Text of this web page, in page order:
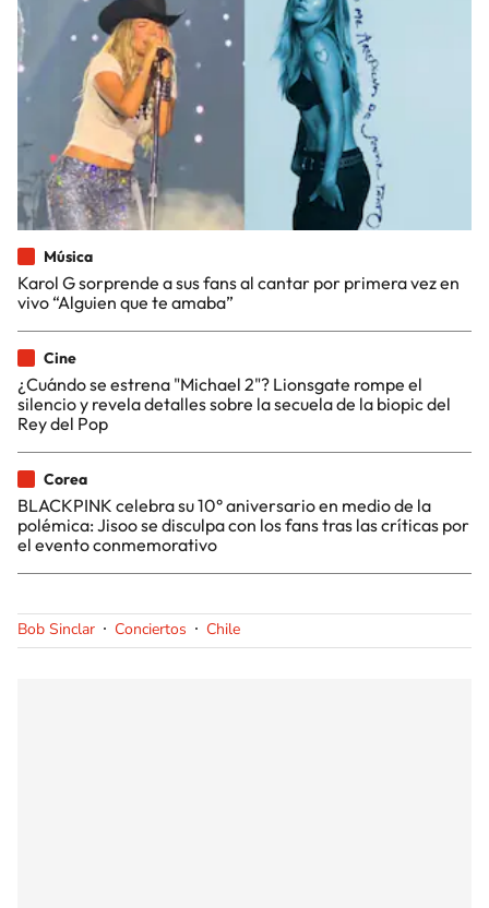
Música
Karol G sorprende a sus fans al cantar por primera vez en
vivo “Alguien que te amaba”
Cine
¿Cuándo se estrena "Michael 2"? Lionsgate rompe el
silencio y revela detalles sobre la secuela de la biopic del
Rey del Pop
Corea
BLACKPINK celebra su 10° aniversario en medio de la
polémica: Jisoo se disculpa con los fans tras las críticas por
el evento conmemorativo
Bob Sinclar Conciertos Chile